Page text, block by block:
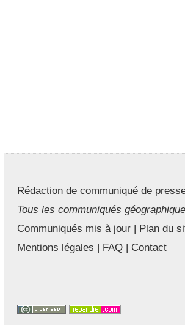
Rédaction de communiqué de
Tous les communiqués
Communiqués mis à jour | Plan du
Mentions légales | FAQ | Contact